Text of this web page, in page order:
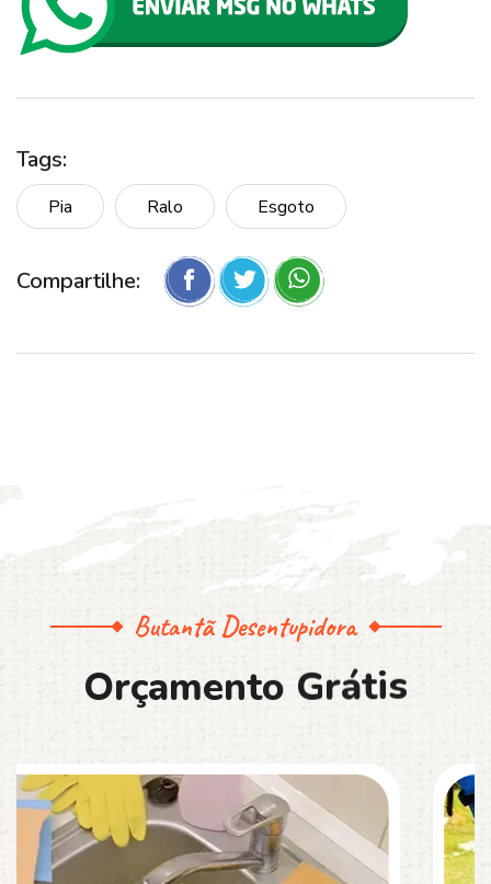
Tags:
Pia Ralo Esgoto
Compartilhe:
Butantã Desentupidora
Orçamento Grátis